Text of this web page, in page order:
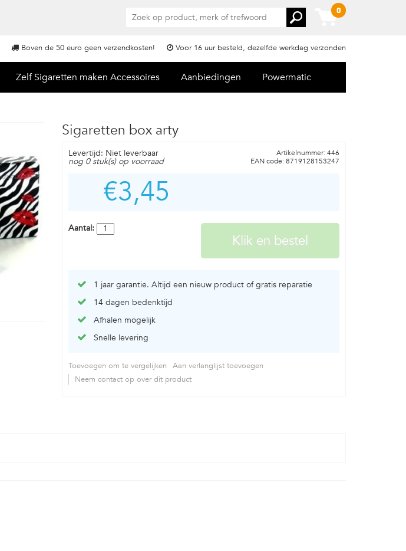
0
Voor 16 uur besteld, dezelfde werkdag verzonden
Boven de 50 euro geen verzendkosten!
Zelf Sigaretten maken Accessoires Aanbiedingen Powermatic
Sigaretten box arty
Levertijd: Niet leverbaar
Artikelnummer: 446
EAN code: 8719128153247
nog 0 stuk(s) op voorraad
€3,45
Aantal:
1 jaar garantie. Altijd een nieuw product of gratis reparatie
14 dagen bedenktijd
Afhalen mogelijk
Snelle levering
Toevoegen om te vergelijken
Aan verlanglijst toevoegen
Neem contact op over dit product